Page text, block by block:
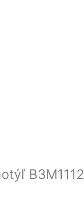
B3M1112